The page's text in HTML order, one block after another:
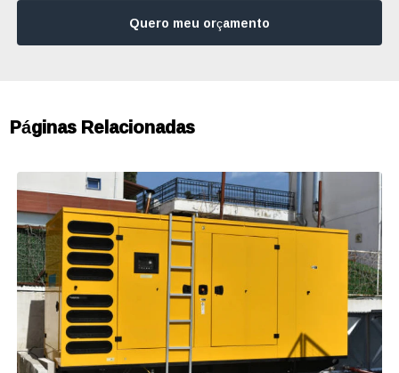
Quero meu orçamento
Páginas Relacionadas